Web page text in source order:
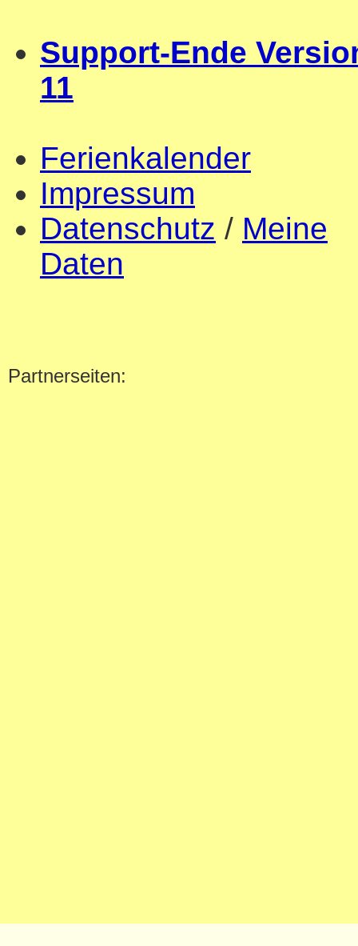
Support-Ende
11
Ferienkalender
Impressum
Datenschutz / Meine
Daten
Partnerseiten: